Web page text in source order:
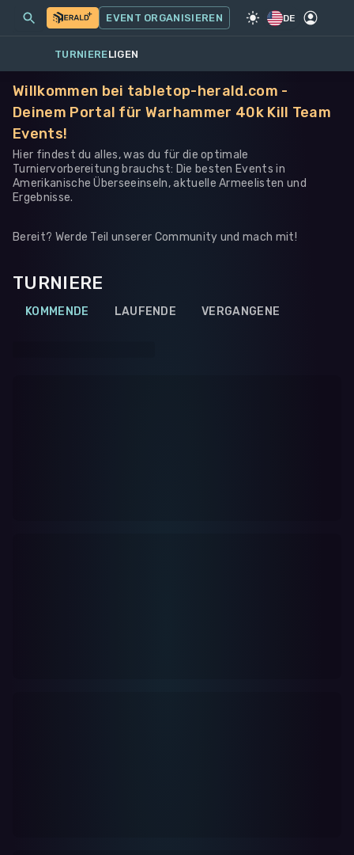
SPIEL·WARHAMMER 40K
MEINE EVENTS MEHR
EVENT ORGANISIEREN DE
TURNIERELIGEN
Willkommen bei tabletop-herald.com -
Deinem Portal für Warhammer 40k Kill Team
Events!
Hier findest du alles, was du für die optimale
Turniervorbereitung brauchst: Die besten Events in
Amerikanische Überseeinseln, aktuelle Armeelisten und
Ergebnisse.
Bereit? Werde Teil unserer Community und mach mit!
TURNIERE
KOMMENDE LAUFENDE VERGANGENE